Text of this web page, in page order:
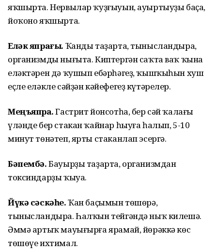
яҡшырта. Нервылар ҡуҙғыуын, ауыртыуҙы баҫа,
йоҡоно яҡшырта.
Еләк япрағы. Ҡанды таҙарта, тынысландыра,
организмды нығыта. Киптергән саҡта ваҡ ҡына
еләктәрен дә ҡушып ебәрһәгеҙ, ҡышҡыһын хуш
еҫле еләкле сәйҙән кәйефегеҙ күтәрелер.
Меңъяпраҡ.Гастрит йонсотһа, бер сәй ҡалағы
үләнде бер стакан ҡайнар һыуға һалып, 5-10
минут төнәтеп, ярты стаканлап эсергә.
Бәпембә.Бауырҙы таҙарта, организмдан
токсиндарҙы ҡыуа.
Йүкә сәскәһе.Ҡан баҫымын төшөрә,
тынысландыра. Һалҡын тейгәндә ныҡ килешә.
Әммә артыҡ мауығырға ярамай, йөрәккә көс
төшөүе ихтимал.